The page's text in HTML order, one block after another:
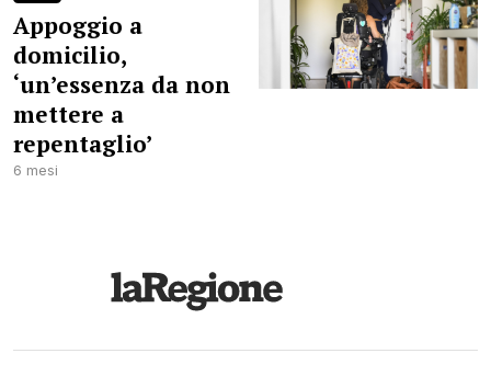
Appoggio a
domicilio,
‘un’essenza da non
mettere a
repentaglio’
6 mesi